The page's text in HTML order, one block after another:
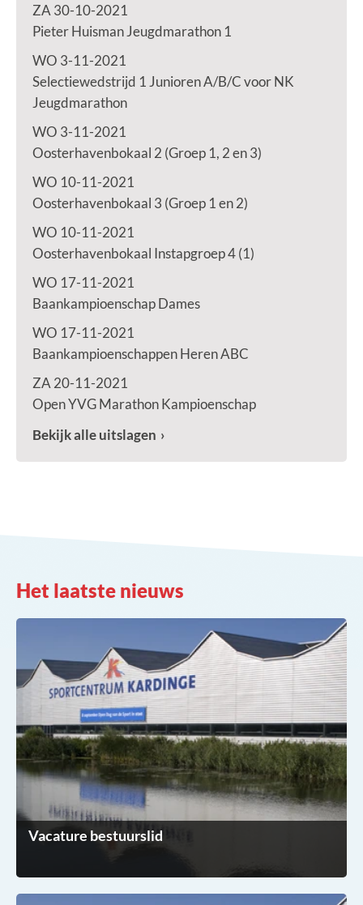
ZA 30-10-2021
Pieter Huisman Jeugdmarathon 1
WO 3-11-2021
Selectiewedstrijd 1 Junioren A/B/C voor NK
Jeugdmarathon
WO 3-11-2021
Oosterhavenbokaal 2 (Groep 1, 2 en 3)
WO 10-11-2021
Oosterhavenbokaal 3 (Groep 1 en 2)
WO 10-11-2021
Oosterhavenbokaal Instapgroep 4 (1)
WO 17-11-2021
Baankampioenschap Dames
WO 17-11-2021
Baankampioenschappen Heren ABC
ZA 20-11-2021
Open YVG Marathon Kampioenschap
Bekijk alle uitslagen
Het laatste nieuws
Vacature bestuurslid